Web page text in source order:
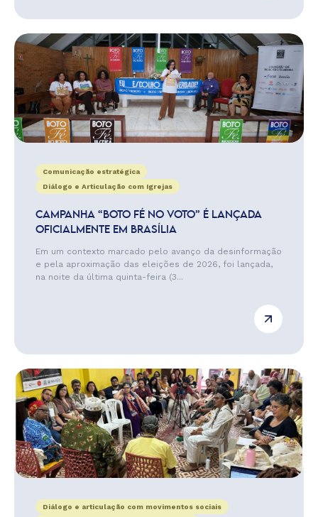
Comunicação estratégica
Diálogo e Articulação com Igrejas
CAMPANHA “BOTO FÉ NO VOTO” É LANÇADA
OFICIALMENTE EM BRASÍLIA
Em um contexto marcado pelo avanço da desinformação
e pela aproximação das eleições de 2026, foi lançada,
na noite da última quinta-feira (3...
Diálogo e articulação com movimentos sociais